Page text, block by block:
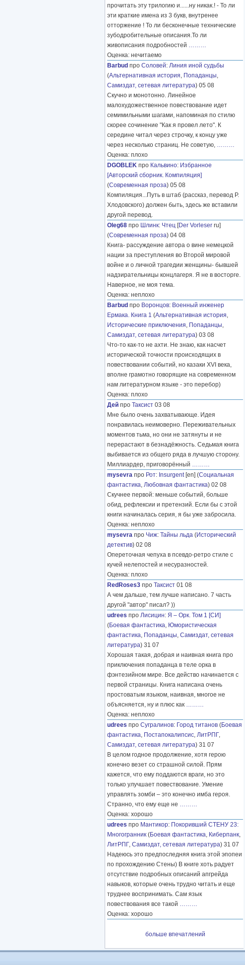
прочитать эту трилогию и......ну никак.! - То ли
эти краткие имена из 3 букв, внутренее
отторжение ! То ли бесконечные технические
зубодробительные описания.То ли
живописания подробностей ………
Оценка: нечитаемо
Barbud про Соловей: Линия иной судьбы
(Альтернативная история, Попаданцы,
Самиздат, сетевая литература) 05 08
Скучно и монотонно. Линейное
малохудожественное повествование идет
семимильными шагами, напоминая по стилю
скорее сочинение "Как я провел лето". К
середине читал через строчку, к концу уже
через несколько страниц. Не советую, ………
Оценка: плохо
DGOBLEK про Кальвино: Избранное
[Авторский сборник. Компиляция]
(Современная проза) 05 08
Компиляция...Путь в штаб (рассказ, перевод Р.
Хлодовского) должен быть, здесь же вставили
другой перевод.
Oleg68 про Шлинк: Чтец [Der Vorleser ru]
(Современная проза) 04 08
Книга- рассуждение автора о вине немецкой
нации за преступления во Второй мировой
войне и о личной трагедии женщины- бывшей
надзирательницы концлагеря. Я не в восторге.
Наверное, не моя тема.
Оценка: неплохо
Barbud про Воронцов: Военный инженер
Ермака. Книга 1 (Альтернативная история,
Исторические приключения, Попаданцы,
Самиздат, сетевая литература) 03 08
Что-то как-то не ахти. Не знаю, как насчет
исторической точности происходящих в
повествовании событий, но казаки XVI века,
вполне грамотно говорящие на современном
нам литературном языке - это перебор)
Оценка: плохо
Дей про Таксист 03 08
Мне было очень захватывающе. Идея
понравилась неимоверно. Переживательных
моментов тьма, но они не затянуты и не
перерастают в безнадёжность. Седьмая книга
выбивается из общего ряда в лучшую сторону.
Миллиардер, приговорённый ………
mysevra про Рот: Insurgent[en] (Социальная
фантастика, Любовная фантастика) 02 08
Скучнее первой: меньше событий, больше
обид, рефлексии и претензий. Если бы с этой
книги начиналась серия, я бы уже забросила.
Оценка: неплохо
mysevra про Чиж: Тайны льда (Исторический
детектив) 02 08
Опереточная чепуха в псевдо-ретро стиле с
кучей нелепостей и несуразностей.
Оценка: плохо
RedRoses3 про Таксист 01 08
А чем дальше, тем лучше написано. 7 часть
другой "автор" писал? ))
udrees про Лисицин: Я – Орк. Том 1 [СИ]
(Боевая фантастика, Юмористическая
фантастика, Попаданцы, Самиздат, сетевая
литература) 31 07
Хорошая такая, добрая и наивная книга про
приключения попаданца в теле орка в
фэнтезийном мире. Все действо начинается с
первой страницы. Книга написана очень
простоватым языком, наивная, многое не
объясняется, ну и плюс как ………
Оценка: неплохо
udrees про Сугралинов: Город титанов (Боевая
фантастика, Постапокалипсис, ЛитРПГ,
Самиздат, сетевая литература) 31 07
В целом годное продолжение, хотя герою
конечно везет со страшной силой. Прям
кажется, что ему поддаются враги, но это
только улучшает повествование. Умение
управлять зомби – это конечно имба героя.
Странно, что ему еще не ………
Оценка: хорошо
udrees про Мантикор: Покоривший СТЕНУ 23:
Многогранник (Боевая фантастика, Киберпанк,
ЛитРПГ, Самиздат, сетевая литература) 31 07
Надеюсь это предпоследняя книга этой эпопеи
по прохождению Стены) В книге хоть радует
отсутствие подробных описаний апгрейда
навыков, которые очень трудно читать и еще
труднее воспринимать. Сам язык
повествования все такой ………
Оценка: хорошо
больше впечатлений